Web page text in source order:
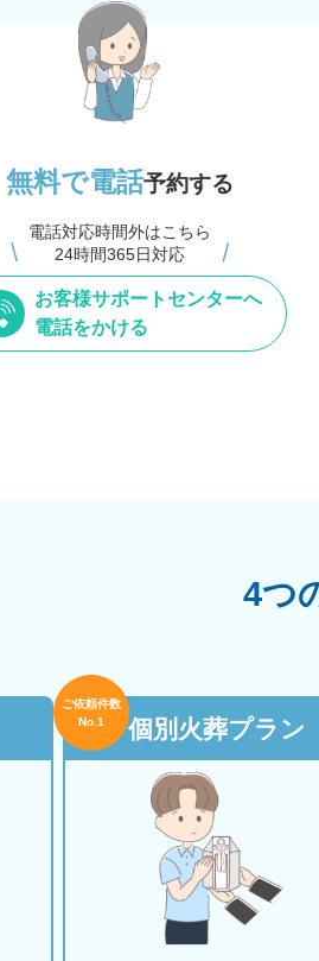
無料で電話予約する
電話対応時間外はこちら
24時間365日対応
お客様サポートセンターへ
電話をかける
4つ
個別火葬プラン
ご依頼件数
No.1